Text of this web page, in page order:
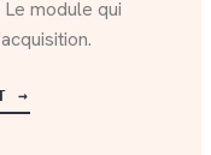
module qui
→